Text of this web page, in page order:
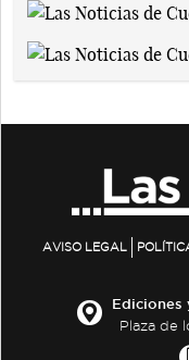
AVISO LEGAL
Ediciones
Plaza de